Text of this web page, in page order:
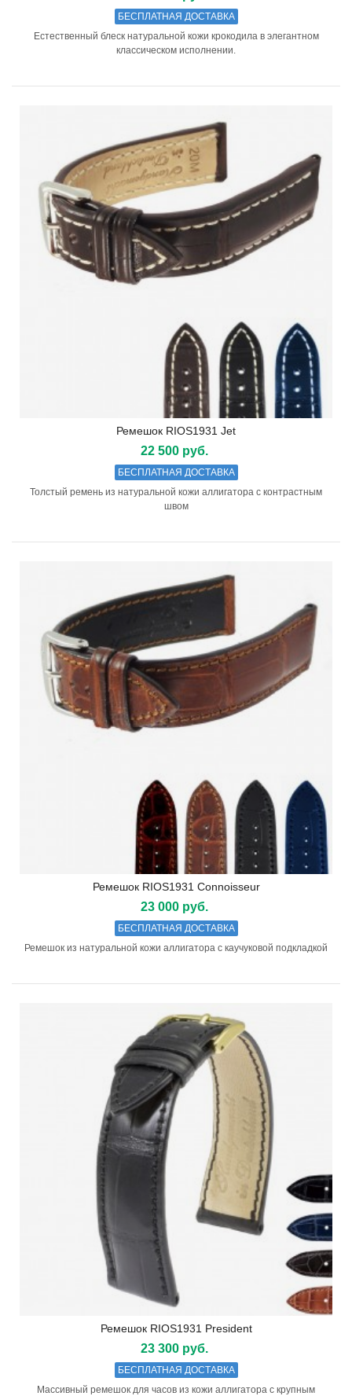
БЕСПЛАТНАЯ ДОСТАВКА
Естественный блеск натуральной кожи крокодила в элегантном
классическом исполнении.
Ремешок RIOS1931 Jet
22 500 руб.
БЕСПЛАТНАЯ ДОСТАВКА
Толстый ремень из натуральной кожи аллигатора с контрастным
швом
Ремешок RIOS1931 Connoisseur
23 000 руб.
БЕСПЛАТНАЯ ДОСТАВКА
Ремешок из натуральной кожи аллигатора с каучуковой подкладкой
Ремешок RIOS1931 President
23 300 руб.
БЕСПЛАТНАЯ ДОСТАВКА
Массивный ремешок для часов из кожи аллигатора с крупным